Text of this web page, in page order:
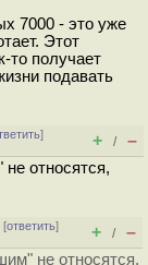
7000 - это уже
Этот
то получает
подавать
]
+ / –
относятся,
[ответить]
+ / –
не относятся,